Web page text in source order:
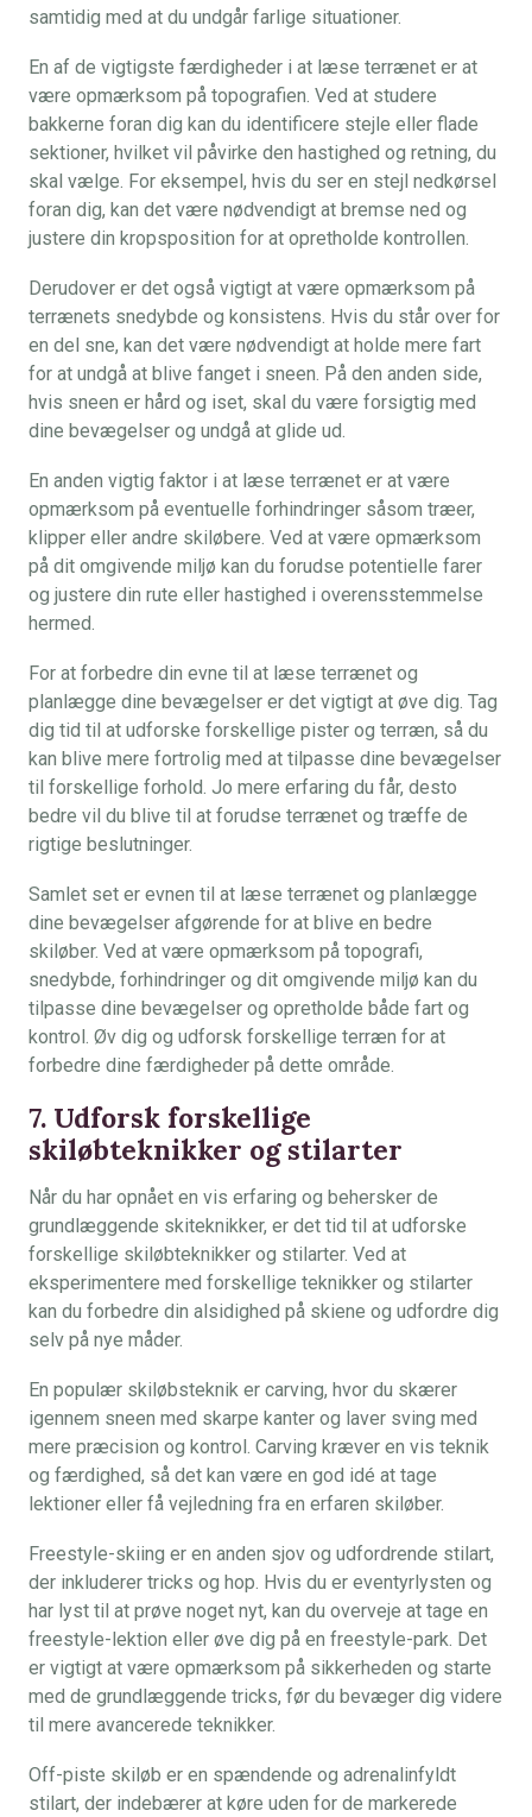
samtidig med at du undgår farlige situationer.
En af de vigtigste færdigheder i at læse terrænet er at
være opmærksom på topografien. Ved at studere
bakkerne foran dig kan du identificere stejle eller flade
sektioner, hvilket vil påvirke den hastighed og retning, du
skal vælge. For eksempel, hvis du ser en stejl nedkørsel
foran dig, kan det være nødvendigt at bremse ned og
justere din kropsposition for at opretholde kontrollen.
Derudover er det også vigtigt at være opmærksom på
terrænets snedybde og konsistens. Hvis du står over for
en del sne, kan det være nødvendigt at holde mere fart
for at undgå at blive fanget i sneen. På den anden side,
hvis sneen er hård og iset, skal du være forsigtig med
dine bevægelser og undgå at glide ud.
En anden vigtig faktor i at læse terrænet er at være
opmærksom på eventuelle forhindringer såsom træer,
klipper eller andre skiløbere. Ved at være opmærksom
på dit omgivende miljø kan du forudse potentielle farer
og justere din rute eller hastighed i overensstemmelse
hermed.
For at forbedre din evne til at læse terrænet og
planlægge dine bevægelser er det vigtigt at øve dig. Tag
dig tid til at udforske forskellige pister og terræn, så du
kan blive mere fortrolig med at tilpasse dine bevægelser
til forskellige forhold. Jo mere erfaring du får, desto
bedre vil du blive til at forudse terrænet og træffe de
rigtige beslutninger.
Samlet set er evnen til at læse terrænet og planlægge
dine bevægelser afgørende for at blive en bedre
skiløber. Ved at være opmærksom på topografi,
snedybde, forhindringer og dit omgivende miljø kan du
tilpasse dine bevægelser og opretholde både fart og
kontrol. Øv dig og udforsk forskellige terræn for at
forbedre dine færdigheder på dette område.
7. Udforsk forskellige
skiløbteknikker og stilarter
Når du har opnået en vis erfaring og behersker de
grundlæggende skiteknikker, er det tid til at udforske
forskellige skiløbteknikker og stilarter. Ved at
eksperimentere med forskellige teknikker og stilarter
kan du forbedre din alsidighed på skiene og udfordre dig
selv på nye måder.
En populær skiløbsteknik er carving, hvor du skærer
igennem sneen med skarpe kanter og laver sving med
mere præcision og kontrol. Carving kræver en vis teknik
og færdighed, så det kan være en god idé at tage
lektioner eller få vejledning fra en erfaren skiløber.
Freestyle-skiing er en anden sjov og udfordrende stilart,
der inkluderer tricks og hop. Hvis du er eventyrlysten og
har lyst til at prøve noget nyt, kan du overveje at tage en
freestyle-lektion eller øve dig på en freestyle-park. Det
er vigtigt at være opmærksom på sikkerheden og starte
med de grundlæggende tricks, før du bevæger dig videre
til mere avancerede teknikker.
Off-piste skiløb er en spændende og adrenalinfyldt
stilart, der indebærer at køre uden for de markerede